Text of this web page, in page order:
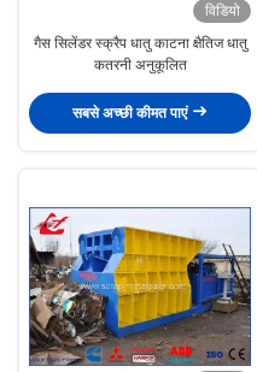
विडियो
गैस सिलेंडर स्क्रैप धातु काटना क्षैतिज धातु
कतरनी अनुकूलित
सबसे अच्छी कीमत पाएं